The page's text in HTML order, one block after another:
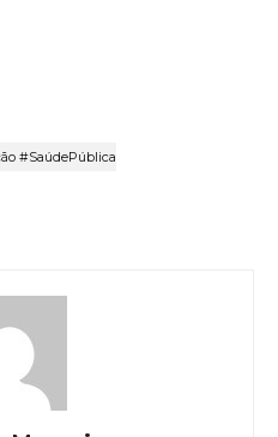
#SaúdePública